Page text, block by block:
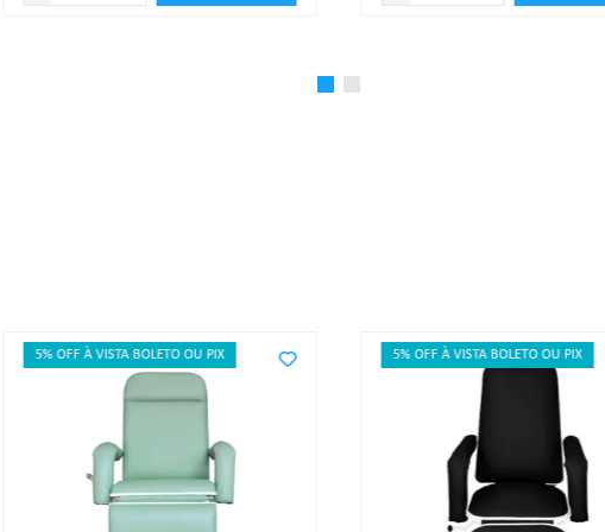
5% OFF À VISTA BOLETO OU PIX 5% OFF À VISTA BOLETO OU PIX